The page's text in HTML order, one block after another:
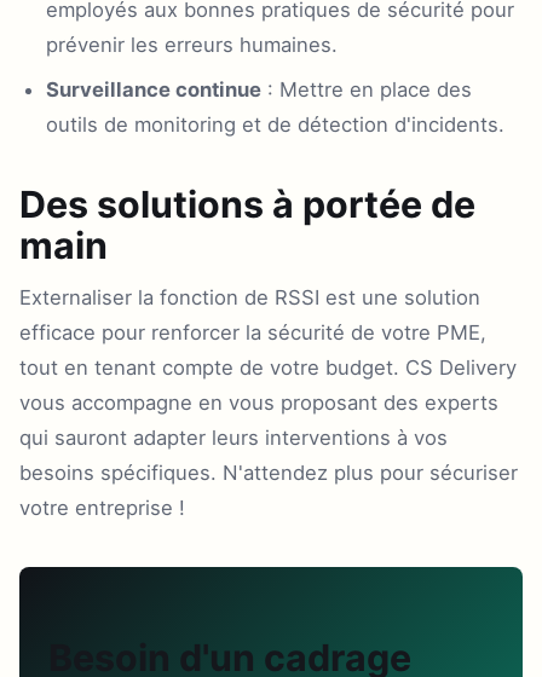
employés aux bonnes pratiques de sécurité pour
prévenir les erreurs humaines.
Surveillance continue : Mettre en place des
outils de monitoring et de détection d'incidents.
Des solutions à portée de
main
Externaliser la fonction de RSSI est une solution
efficace pour renforcer la sécurité de votre PME,
tout en tenant compte de votre budget. CS Delivery
vous accompagne en vous proposant des experts
qui sauront adapter leurs interventions à vos
besoins spécifiques. N'attendez plus pour sécuriser
votre entreprise !
Besoin d'un cadrage